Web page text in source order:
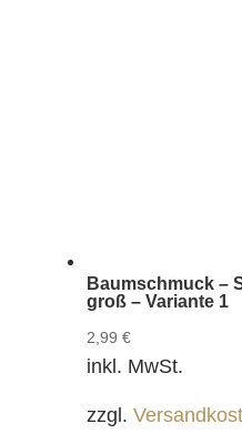
Baumschmuck –
groß – Variante 1
2,99 €
inkl. MwSt.
zzgl.